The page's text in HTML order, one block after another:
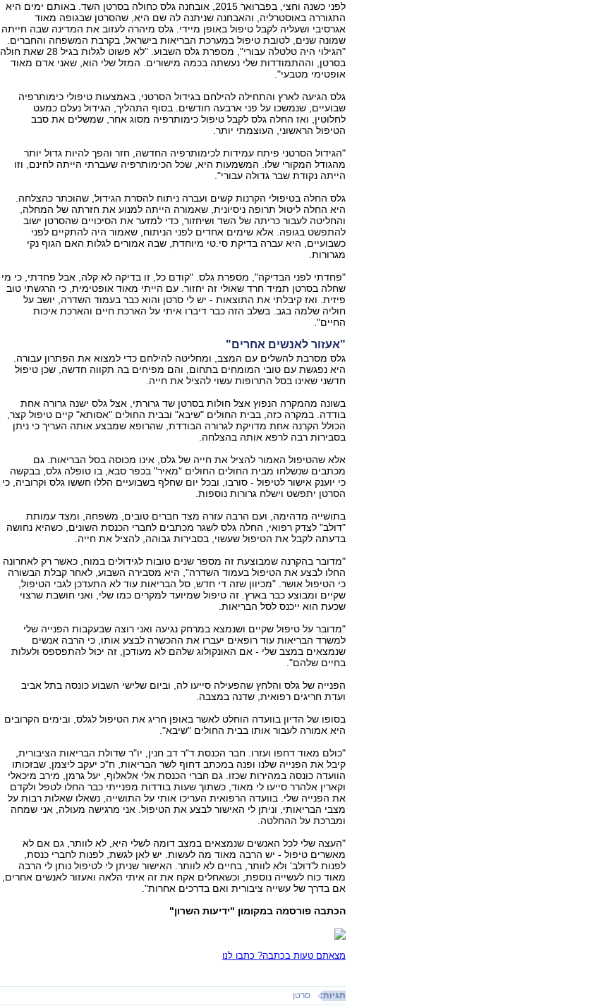
לפני כשנה וחצי, בפברואר 2015, אובחנה גלס כחולה בסרטן השד. באותם ימים היא
התגוררה באוסטרליה, והאבחנה שניתנה לה שם היא, שהסרטן שבגופה מאוד
אגרסיבי ושעליה לקבל טיפול באופן מיידי. גלס מיהרה לעזוב את המדינה שבה חייתה
שמונה שנים, לטובת טיפול במערכת הבריאות בישראל, בקרבת המשפחה והחברים.
"הגילוי היה טלטלה עבורי", מספרת גלס השבוע. "לא פשוט לגלות בגיל 28 שאת חולה
בסרטן, וההתמודדות שלי נעשתה בכמה מישורים. המזל שלי הוא, שאני אדם מאוד
אופטימי מטבעי".
גלס הגיעה לארץ והתחילה להילחם בגידול הסרטני, באמצעות טיפולי כימותרפיה
שבועיים, שנמשכו על פני ארבעה חודשים. בסוף התהליך, הגידול נעלם כמעט
לחלוטין, ואז החלה גלס לקבל טיפול כימותרפיה מסוג אחר, שמשלים את סבב
הטיפול הראשוני, העוצמתי יותר.
"הגידול הסרטני פיתח עמידות לכימותרפיה החדשה, חזר והפך להיות גדול יותר
מהגודל המקורי שלו. המשמעות היא, שכל הכימותרפיה שעברתי הייתה לחינם, וזו
הייתה נקודת שבר גדולה עבורי".
גלס החלה בטיפולי הקרנות קשים ועברה ניתוח להסרת הגידול, שהוכתר כהצלחה.
היא החלה ליטול תרופה ניסיונית, שאמורה הייתה למנוע את חזרתה של המחלה,
והחליטה לעבור כריתה של השד ושיחזור, כדי למזער את הסיכויים שהסרטן ישוב
להתפשט בגופה. אלא שימים אחדים לפני הניתוח, שאמור היה להתקיים לפני
כשבועיים, היא עברה בדיקת סי.טי מיוחדת, שבה אמורים לגלות האם הגוף נקי
מגרורות.
"פחדתי לפני הבדיקה", מספרת גלס. "קודם כל, זו בדיקה לא קלה, אבל פחדתי, כי מי
שחלה בסרטן תמיד חרד שאולי זה יחזור. עם הייתי מאוד אופטימית, כי הרגשתי טוב
פיזית. ואז קיבלתי את התוצאות - יש לי סרטן והוא כבר בעמוד השדרה, יושב על
חוליה שלמה בגב. בשלב הזה כבר דיברו איתי על הארכת חיים והארכת איכות
החיים".
"אעזור לאנשים אחרים"
גלס מסרבת להשלים עם המצב, ומחליטה להילחם כדי למצוא את הפתרון עבורה.
היא נפגשת עם טובי המומחים בתחום, והם מפיחים בה תקווה חדשה, שכן טיפול
חדשני שאינו בסל התרופות עשוי להציל את חייה.
בשונה מהמקרה הנפוץ אצל חולות בסרטן שד גרורתי, אצל גלס ישנה גרורה אחת
בודדה. במקרה כזה, בבית החולים "שיבא" ובבית החולים "אסותא" קיים טיפול קצר,
הכולל הקרנה אחת מדויקת לגרורה הבודדת, שהרופא שמבצע אותה העריך כי ניתן
בסבירות רבה לרפא אותה בהצלחה.
אלא שהטיפול האמור להציל את חייה של גלס, אינו מכוסה בסל הבריאות. גם
מכתבים שנשלחו מבית החולים החולים "מאיר" בכפר סבא, בו טופלה גלס, בבקשה
כי יוענק אישור לטיפול - סורבו, ובכל יום שחלף בשבועיים הללו חששו גלס וקרוביה, כי
הסרטן יתפשט וישלח גרורות נוספות.
בתושייה מדהימה, ועם הרבה עזרה מצד חברים טובים, משפחה, ומצד עמותת
"דולב" לצדק רפואי, החלה גלס לשגר מכתבים לחברי הכנסת השונים, כשהיא נחושה
בדעתה לקבל את הטיפול שעשוי, בסבירות גבוהה, להציל את חייה.
"מדובר בהקרנה שמבוצעת זה מספר שנים טובות לגידולים במוח, כאשר רק לאחרונה
החלו לבצע את הטיפול בעמוד השדרה", היא מסבירה השבוע, לאחר קבלת הבשורה
כי הטיפול אושר. "מכיוון שזה די חדש, סל הבריאות עוד לא התעדכן לגבי הטיפול,
שקיים ומבוצע כבר בארץ. זה טיפול שמיועד למקרים כמו שלי, ואני חושבת שרצוי
שכעת הוא ייכנס לסל הבריאות.
"מדובר על טיפול שקיים ושנמצא במרחק נגיעה ואני רוצה שבעקבות הפנייה שלי
למשרד הבריאות עוד רופאים יעברו את ההכשרה לבצע אותו, כי הרבה אנשים
שנמצאים במצב שלי - אם האונקולוג שלהם לא מעודכן, זה יכול להתפספס ולעלות
בחיים שלהם".
הפנייה של גלס והלחץ שהפעילה סייעו לה, וביום שלישי השבוע כונסה בתל אביב
ועדת חריגים רפואית, שדנה במצבה.
בסופו של הדיון בוועדה הוחלט לאשר באופן חריג את הטיפול לגלס, ובימים הקרובים
היא אמורה לעבור אותו בבית החולים "שיבא".
"כולם מאוד דחפו ועזרו. חבר הכנסת ד"ר דב חנין, יו"ר שדולת הבריאות הציבורית,
קיבל את הפנייה שלנו ופנה במכתב דחוף לשר הבריאות, ח"כ יעקב ליצמן, שבזכותו
הוועדה כונסה במהירות שכזו. גם חברי הכנסת אלי אלאלוף, יעל גרמן, מירב מיכאלי
וקארין אלהרר סייעו לי מאוד, כשתוך שעות בודדות מפנייתי כבר החלו לטפל ולקדם
את הפנייה שלי. בוועדה הרפואית העריכו אותי על התושייה, נשאלו שאלות רבות על
מצבי הבריאותי, וניתן לי האישור לבצע את הטיפול. אני מרגישה מעולה, אני שמחה
ומברכת על ההחלטה.
"העצה שלי לכל האנשים שנמצאים במצב דומה לשלי היא, לא לוותר, גם אם לא
מאשרים טיפול - יש הרבה מאוד מה לעשות. יש לאן לגשת, לפנות לחברי כנסת,
לפנות ל'דולב' ולא לוותר, בחיים לא לוותר. האישור שניתן לי לטיפול נותן לי הרבה
מאוד כוח לעשייה נוספת, וכשאחלים אקח את זה איתי הלאה ואעזור לאנשים אחרים,
אם בדרך של עשייה ציבורית ואם בדרכים אחרות".
הכתבה פורסמה במקומון "ידיעות השרון"
מצאתם טעות בכתבה? כתבו לנו
תגיות: סרטן